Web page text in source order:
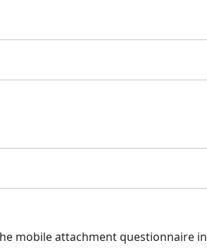
mobile attachment questionnaire in